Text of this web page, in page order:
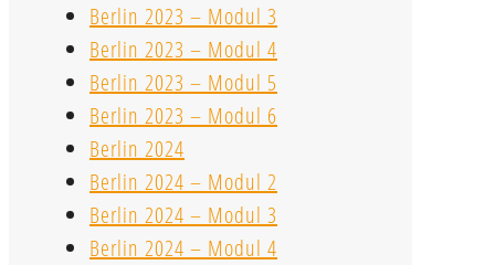
Berlin 2023 – Modul 3
Berlin 2023 – Modul 4
Berlin 2023 – Modul 5
Berlin 2023 – Modul 6
Berlin 2024
Berlin 2024 – Modul 2
Berlin 2024 – Modul 3
Berlin 2024 – Modul 4